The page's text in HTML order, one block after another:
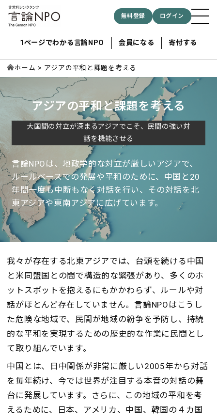
無料登録 ログイン
1ページでわかる言論NPO 会員になる 寄付する
記事検索する
検索
ホーム アジアの平和と課題を考える
アジアの平和と課題を考える
大国間の対立が深まるアジアでこそ、民間の強い対
話を機能させる
言論NPOは、地政学的な対立が厳しいアジアで、
ルールベースでの発展や平和のために、中国と20
年間一度も中断もなく対話を行い、その対話を北
東アジアや東南アジアに広げています。
我々が存在する北東アジアでは、台頭を続ける中国
と米同盟国との間で構造的な緊張があり、多くのホ
ットスポットを抱えるにもかかわらず、ルールや対
話がほとんど存在していません。言論NPO はこうし
た危険な地域で、民間が地域の紛争を予防し、持続
的な平和を実現するための歴史的な作業に民間とし
て取り組んでいます。
中国とは、日中関係が非常に厳しい2005年から対話
を毎年続け、今では世界が注目する本音の対話の舞
台に発展しています。さらに、この地域の平和を考
えるために、日本、アメリカ、中国、韓国の４カ国